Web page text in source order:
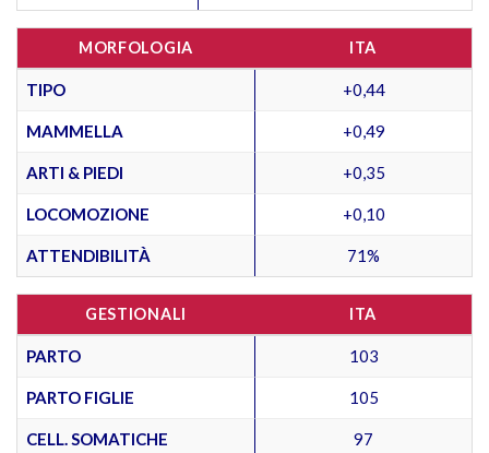
MORFOLOGIA ITA
TIPO +0,44
MAMMELLA +0,49
ARTI & PIEDI +0,35
LOCOMOZIONE +0,10
ATTENDIBILITÀ 71%
GESTIONALI ITA
PARTO 103
PARTO FIGLIE 105
CELL. SOMATICHE 97